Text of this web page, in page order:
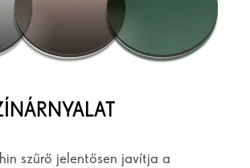
szűrő jelentősen javítja a